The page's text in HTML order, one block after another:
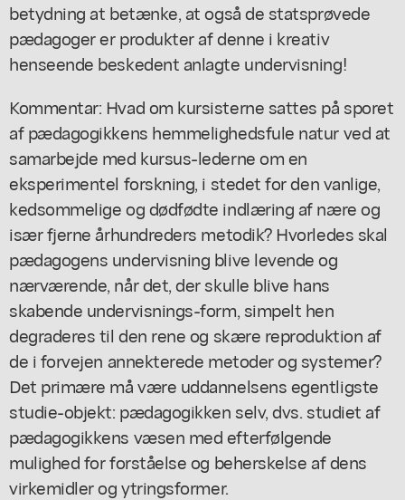
betydning at betænke, at også de statsprøvede
pædagoger er produkter af denne i kreativ
henseende beskedent anlagte undervisning!
Kommentar: Hvad om kursisterne sattes på sporet
af pædagogikkens hemmelighedsfule natur ved at
samarbejde med kursus-lederne om en
eksperimentel forskning, i stedet for den vanlige,
kedsommelige og dødfødte indlæring af nære og
især fjerne århundreders metodik? Hvorledes skal
pædagogens undervisning blive levende og
nærværende, når det, der skulle blive hans
skabende undervisnings-form, simpelt hen
degraderes til den rene og skære reproduktion af
de i forvejen annekterede metoder og systemer?
Det primære må være uddannelsens egentligste
studie-objekt: pædagogikken selv, dvs. studiet af
pædagogikkens væsen med efterfølgende
mulighed for forståelse og beherskelse af dens
virkemidler og ytringsformer.